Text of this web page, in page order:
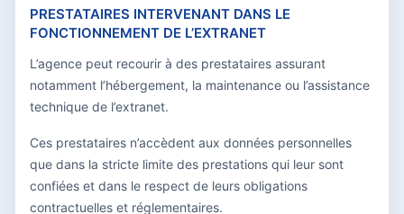
PRESTATAIRES INTERVENANT DANS LE
FONCTIONNEMENT DE L’EXTRANET
L’agence peut recourir à des prestataires assurant
notamment l’hébergement, la maintenance ou l’assistance
technique de l’extranet.
Ces prestataires n’accèdent aux données personnelles
que dans la stricte limite des prestations qui leur sont
confiées et dans le respect de leurs obligations
contractuelles et réglementaires.